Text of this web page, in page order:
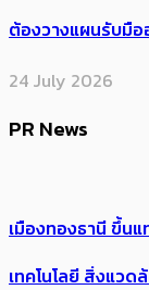
ต้องวางแผนรับมือ
24 July 2026
PR News
เมืองทองธานี ขึ้น
เทคโนโลยี สิ่งแว